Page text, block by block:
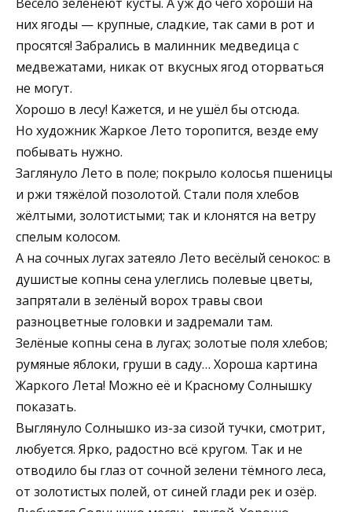
них ягоды — крупные, сладкие, так сами в рот и
просятся! Забрались в малинник медведица с
медвежатами, никак от вкусных ягод оторваться
не могут.
Хорошо в лесу! Кажется, и не ушёл бы отсюда.
Но художник Жаркое Лето торопится, везде ему
побывать нужно.
Заглянуло Лето в поле; покрыло колосья пшеницы
и ржи тяжёлой позолотой. Стали поля хлебов
жёлтыми, золотистыми; так и клонятся на ветру
спелым колосом.
А на сочных лугах затеяло Лето весёлый сенокос: в
душистые копны сена улеглись полевые цветы,
запрятали в зелёный ворох травы свои
разноцветные головки и задремали там.
Зелёные копны сена в лугах; золотые поля хлебов;
румяные яблоки, груши в саду… Хороша картина
Жаркого Лета! Можно её и Красному Солнышку
показать.
Выглянуло Солнышко из-за сизой тучки, смотрит,
любуется. Ярко, радостно всё кругом. Так и не
отводило бы глаз от сочной зелени тёмного леса,
от золотистых полей, от синей глади рек и озёр.